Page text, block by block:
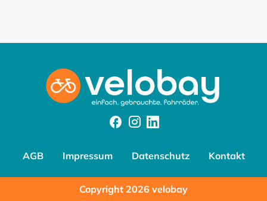
FacebookInstagram
AGB Impressum Datenschutz Kontakt
Copyright 2026 velobay